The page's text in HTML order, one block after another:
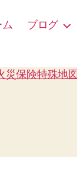
ム ブログ
災保険特殊地